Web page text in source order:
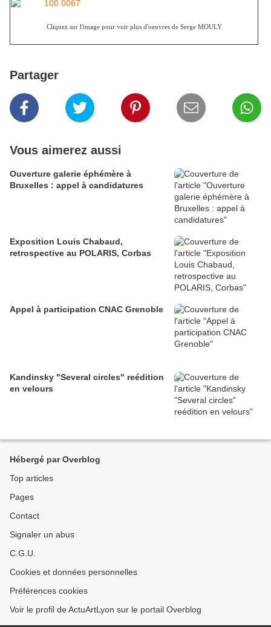
Cliquez sur l'image pour voir plus d'oeuvres de Serge MOULY
Partager
Vous aimerez aussi
Ouverture galerie éphémère à
Bruxelles : appel à candidatures
Exposition Louis Chabaud,
retrospective au POLARIS, Corbas
Appel à participation CNAC Grenoble
Kandinsky "Several circles" reédition
en velours
Hébergé par Overblog
Top articles
Pages
Contact
Signaler un abus
C.G.U.
Cookies et données personnelles
Préférences cookies
Voir le profil de ActuArtLyon sur le portail Overblog